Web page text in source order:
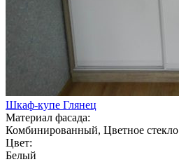
Шкаф-купе Глянец
Материал фасада:
Комбинированный, Цветное стекло
Цвет:
Белый